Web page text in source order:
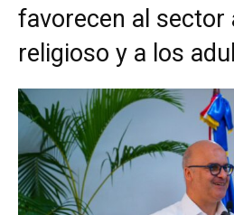
favorecen al sector
religioso y a los